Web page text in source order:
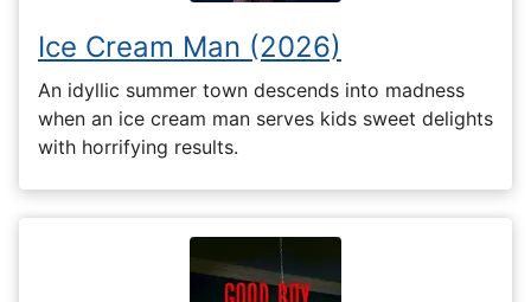
Ice Cream Man (2026)
An idyllic summer town descends into madness
when an ice cream man serves kids sweet delights
with horrifying results.